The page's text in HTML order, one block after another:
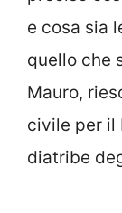
e cosa sia
quello che
Mauro,
civile per il
diatribe